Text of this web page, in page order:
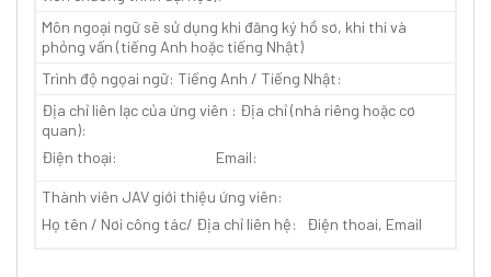
Môn ngoại ngữ sẽ sử dụng khi đăng ký hồ sơ, khi thi và
phỏng vấn (tiếng Anh hoặc tiếng Nhật)
Trình độ ngọai ngữ: Tiếng Anh / Tiếng Nhật:
Địa chỉ liên lạc của ứng viên : Địa chỉ (nhà riêng hoặc cơ
quan):
Điện thoại: Email:
Thành viên JAV giới thiệu ứng viên:
Họ tên / Nơi công tác/ Địa chỉ liên hệ: Điện thoai, Email